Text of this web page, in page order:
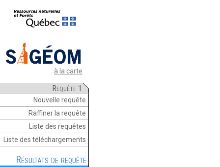
à la carte
Requête 1
Nouvelle requête
Raffiner la requête
Liste des requêtes
Liste des téléchargements
Résultats de requête